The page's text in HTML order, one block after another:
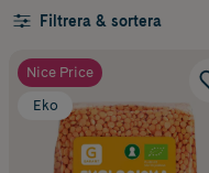
Filtrera & sortera
Nice Price
Eko